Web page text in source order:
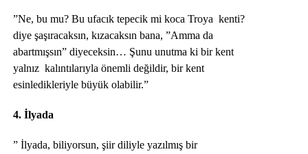
”Ne, bu mu? Bu ufacık tepecik mi koca Troya kenti?
diye şaşıracaksın, kızacaksın bana, ”Amma da
abartmışsın” diyeceksin… Şunu unutma ki bir kent
yalnız kalıntılarıyla önemli değildir, bir kent
esinledikleriyle büyük olabilir.”
4. İlyada
” İlyada, biliyorsun, şiir diliyle yazılmış bir